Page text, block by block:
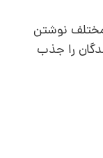
نوشتن
را جذب